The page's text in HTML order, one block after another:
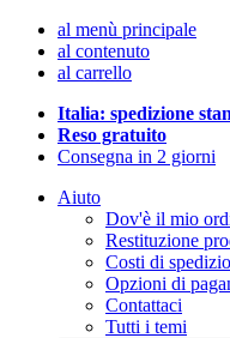
al menù principale
al contenuto
al carrello
Italia: spedizione
Reso gratuito
Consegna in 2 giorni
Aiuto
Dov'è il mio
Restituzione
Costi di
Opzioni di
Contattaci
Tutti i temi